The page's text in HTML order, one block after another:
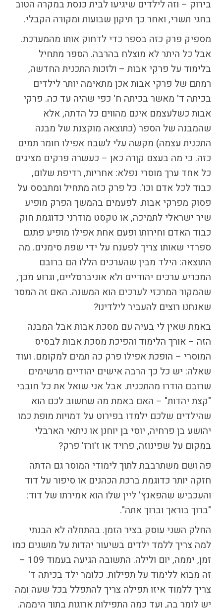
בירוק – וזה לילדים שיגיעו לבית כנסת במקרה הטוב
בחגי תשרי, ואחר כך תיקון שבועות ומקורה הקבלי.
מספיק פרק כזה בספר כדי לדחוק אותו מהמערכת.
אבל כל היתר לא מוצלח בהרבה. הספר מתחיל
בלימוד על פרקי אבות – ולזכות התכנית החדשה,
רמתם של פרקי אבות אכן מתאימה יותר לילדים
בכיתה ד' מאשר בכיתה ח' כפי שהיה עד כה. פרקי
אבות כשלעצמם אינם מהווים כל הדתה, אלא
שהמבנה של הספר (כתוצאה מוקצנת של מבנה
התכנית עצמה) מקשה עלי לשבח אפילו חומר תמים
כזה. כי מה בעצם קןרה כאן – כעשרה פרקים מציגים
כל אחד ערך מוסרי נפלא: אחריות, רדיפת שלום,
כבוד לכל אדם וכו'. כל פרק כזה מתחיל ומתבסס על
פסוק מפרקי אבות. לפעמים בהמשך הפרק מופיע
שיר ישראלי לתמיכה, או טקסט מודרני כדוגמת חוק
כבוד האדם וחירותו ופעם אחת אפילו מופיע פתגם
ספרדי שאותו צריך לפענח על ידי שפת סימנים. מה
התוצאה: הילד מבין שהערכים הללו הם ברובם
המכריע ערכים יהודיים ולא אוניברסליים, וגרוע מכך,
שהמקור המרכזי לערכים הוא המשנה. האם זה המסר
שאנחנו רוצים להעביר לילדינו?
באמת שאין לי בעיה עם מסכת אבות אבל המבנה
הזה – אורך הלימוד והפיכת מסכת אבות לבסיס
המוסרי – הופכת אפילו פרק כה תמים למקומם. ועוד
שאלה: יש כל כך הרבה אישים יהודיים מרשימים
שרובם הודרו מהתכנית. אבל אני שואל את כל חובבי
"קצת יהדות" – האם באמת מה שחשוב לכם הוא
שהילדים שלכם ילמדו בפירוט על דמויות מופת כמו
יהושע בן פרחיה, יוסי בן יוחנן או ניתאי הארבלי
במקום על שפינוזה, פרויד או ז'ורז' פרק?
פה ושם משתרבבת לתוך לימודי המוסר גם הדתה
חזקה יותר כדוגמת ברכת הכהנים או סיפור על דוד
והעכביש שהפאנץ' ליין שלו הוא אמירתו של דוד:
"ברוך בוראך וברוך אתה".
החלק השני עוסק בציר הזמן. בהתחלה לא הבנתי
למה צריך ללמד ילדים בשיעור יהדות על מושגים כמו
זמן, יממה, יום ולילה. התשובה הגיעה בעמוד 109 –
זה מבוא ללימוד על תפילות. כלומר ילד בכיתה ד'
צריך ללמוד איזו תפילה צריך להתפלל בכל שעה ומה
יש לומר בה, ועד כמה התפילות ארוגות בתוך היממה.